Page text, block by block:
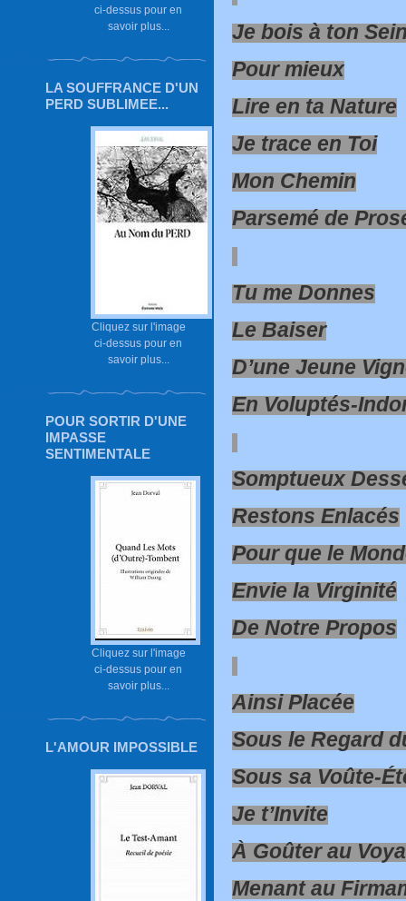
ci-dessus pour en
savoir plus...
LA SOUFFRANCE D'UN
PERD SUBLIMEE...
Cliquez sur l'image
ci-dessus pour en
savoir plus...
POUR SORTIR D'UNE
IMPASSE
SENTIMENTALE
Cliquez sur l'image
ci-dessus pour en
savoir plus...
L'AMOUR IMPOSSIBLE
Je bois à ton
Pour mieux
Lire en ta Nature
Je trace en Toi
Mon Chemin
Parsemé de
Tu me Donnes
Le Baiser
D’une Jeune
En Voluptés-
Somptueux
Restons Enlacés
Pour que le
Envie la Virginité
De Notre Propos
Ainsi Placée
Sous le Regard
Sous sa Voûte-
Je t’Invite
À Goûter au
Menant au